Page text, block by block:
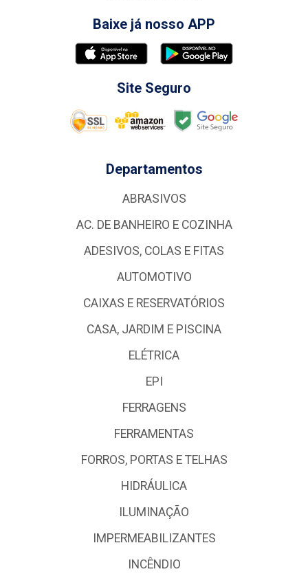
Baixe já nosso APP
Site Seguro
Departamentos
ABRASIVOS
AC. DE BANHEIRO E COZINHA
ADESIVOS, COLAS E FITAS
AUTOMOTIVO
CAIXAS E RESERVATÓRIOS
CASA, JARDIM E PISCINA
ELÉTRICA
EPI
FERRAGENS
FERRAMENTAS
FORROS, PORTAS E TELHAS
HIDRÁULICA
ILUMINAÇÃO
IMPERMEABILIZANTES
INCÊNDIO